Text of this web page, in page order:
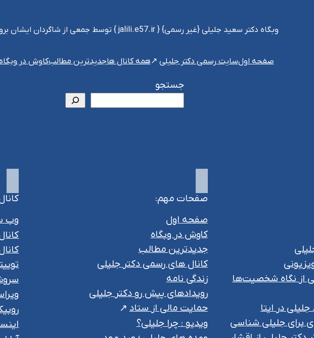
وبگاه دکتر سعید جلیلی {غیر رسمی} { jalili.e57.ir } توسط جمعی از شاگردان ایشان بروزرسانی می‌شود
صفحه اولسایت رسمی دکتر جلیلی همه کانال هاجدیدترین مطالبکاوش در
جستجو
صفحات مهم:
صفحه اول
کاوش در وبگاه
جدیدترین مطالب
کانال های رسمی دکتر جلیلی
زندگی نامه
رویدادهای پیش رو دکتر جلیلی
حمایت مالی از ستاد
ویدیو : چرا جلیلی؟
وب